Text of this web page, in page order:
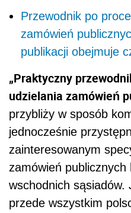
Przewodnik po
zamówień
publikacji obejmuje
„Praktyczny
udzielania zamówień
przybliży w sposób
jednocześnie
zainteresowanym
zamówień publicznych
wschodnich sąsiadów.
przede wszystkim